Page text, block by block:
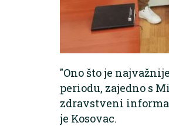
"Ono što je
periodu, zajedno s
zdravstveni
je Kosovac.